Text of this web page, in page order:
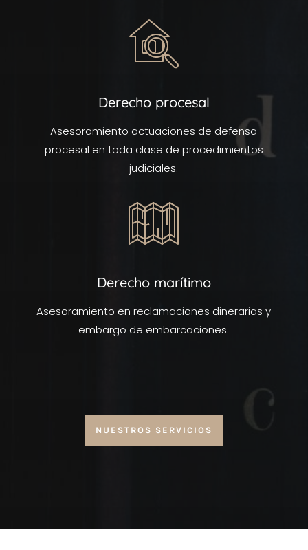
Derecho procesal
Asesoramiento actuaciones de defensa
procesal en toda clase de procedimientos
judiciales.
Derecho marítimo
Asesoramiento en reclamaciones dinerarias y
embargo de embarcaciones.
NUESTROS SERVICIOS